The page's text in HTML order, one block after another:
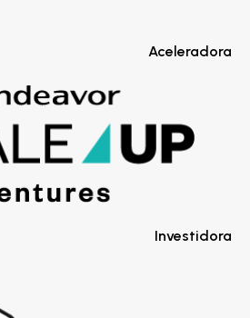
Aceleradora
Investidora